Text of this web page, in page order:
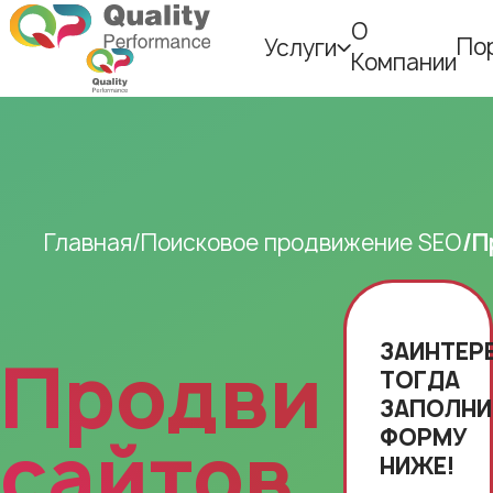
Услуги
О
Компании
Главная Поисковое продвижение SEO
ТОГДА
ФОРМУ
НИЖЕ!